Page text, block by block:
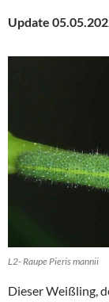
Update
L2- Raupe Pieris mannii
Dieser Weißling,